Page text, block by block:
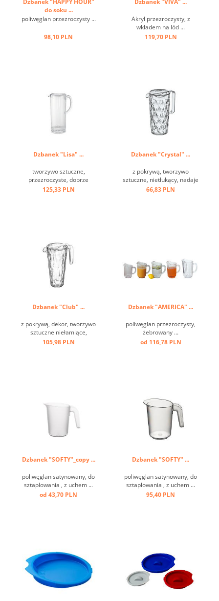
Dzbanek "HAPPY HOUR"
do soku ...
poliwęglan przezroczysty ...
98,10 PLN
Dzbanek "VIVA" ...
Akryl przezroczysty, z
wkładem na lód ...
119,70 PLN
Dzbanek "Lisa" ...
tworzywo sztuczne,
przezroczyste, dobrze
zamykająca się zakrętka ...
125,33 PLN
Dzbanek "Crystal" ...
z pokrywą, tworzywo
sztuczne, nietłukący, nadaje
się do mycia w zmywarkach
66,83 PLN
Dzbanek "Club" ...
z pokrywą, dekor, tworzywo
sztuczne niełamiące,
przezroczysty, nadaje się do
105,98 PLN
Dzbanek "AMERICA" ...
poliwęglan przezroczysty,
żebrowany ...
od 116,78 PLN
Dzbanek "SOFTY"_copy ...
poliwęglan satynowany, do
sztaplowania , z uchem ...
od 43,70 PLN
Dzbanek "SOFTY" ...
poliwęglan satynowany, do
sztaplowania , z uchem ...
95,40 PLN